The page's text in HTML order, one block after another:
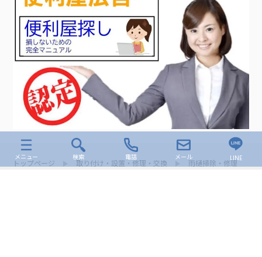
トップページ 取り付け・設置・修理・交換 雨樋掃除・修理
メニュー 検索 電話 メール LINE